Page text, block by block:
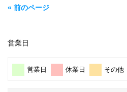
« 前のページ
営業日
営業日 休業日 その他